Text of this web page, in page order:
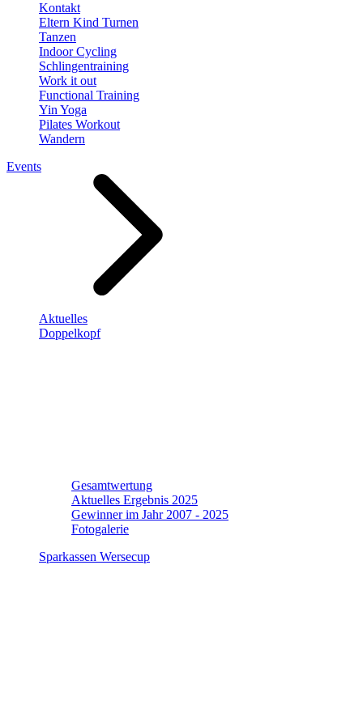
Kontakt
Eltern Kind Turnen
Tanzen
Indoor Cycling
Schlingentraining
Work it out
Functional Training
Yin Yoga
Pilates Workout
Wandern
Events
Aktuelles
Doppelkopf
Gesamtwertung
Aktuelles Ergebnis 2025
Gewinner im Jahr 2007 - 2025
Fotogalerie
Sparkassen Wersecup